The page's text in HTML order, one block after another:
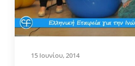
15 Ιουνίου, 2014